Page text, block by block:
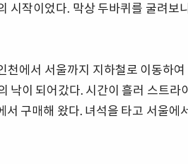
시작이었다. 막상 두바퀴를 굴려보
에서 서울까지 지하철로 이동하
낙이 되어갔다. 시간이 흘러 스트라
구매해 왔다. 녀석을 타고 서울에